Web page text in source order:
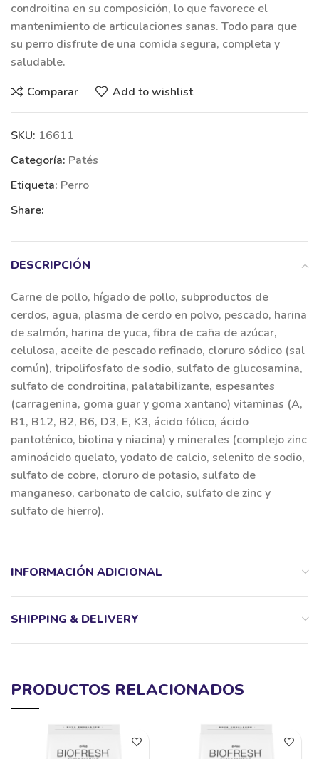
condroitina en su composición, lo que favorece el
mantenimiento de articulaciones sanas. Todo para que
su perro disfrute de una comida segura, completa y
saludable.
Comparar
Add to wishlist
SKU: 16611
Categoría: Patés
Etiqueta: Perro
Share:
DESCRIPCIÓN
Carne de pollo, hígado de pollo, subproductos de
cerdos, agua, plasma de cerdo en polvo, pescado, harina
de salmón, harina de yuca, fibra de caña de azúcar,
celulosa, aceite de pescado refinado, cloruro sódico (sal
común), tripolifosfato de sodio, sulfato de glucosamina,
sulfato de condroitina, palatabilizante, espesantes
(carragenina, goma guar y goma xantano) vitaminas (A,
B1, B12, B2, B6, D3, E, K3, ácido fólico, ácido
pantoténico, biotina y niacina) y minerales (complejo zinc
aminoácido quelato, yodato de calcio, selenito de sodio,
sulfato de cobre, cloruro de potasio, sulfato de
manganeso, carbonato de calcio, sulfato de zinc y
sulfato de hierro).
INFORMACIÓN ADICIONAL
SHIPPING & DELIVERY
PRODUCTOS RELACIONADOS